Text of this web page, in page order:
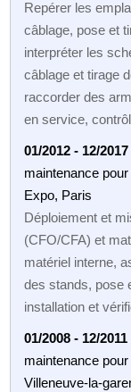
Repérer les
câblage, pose et
interpréter les
câblage et tirage
raccorder des
en service,
01/2012 - 12/2017
maintenance
Expo, Paris
Déploiement et
(CFO/CFA) et
matériel interne,
des stands, pose
installation et
01/2008 - 12/2011
maintenance
Villeneuve-la-